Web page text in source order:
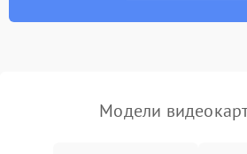
Программные сбои
Модели